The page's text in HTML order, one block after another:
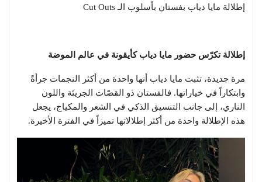
إطلالة مايا دياب بفستان بأسلوب الـ Cut Outs
إطلالة تكرّس حضور مايا دياب كأيقونة في عالم الموضة
مرة جديدة، تثبت مايا دياب أنها واحدة من أكثر النجمات جرأةً
وابتكاراً في خياراتها. فالفستان ذو القصّات الجريئة واللون
الناري، إلى جانب التنسيق الذكي في الشعر والمكياج، يجعل
هذه الإطلالة واحدة من أكثر إطلالاتها تميزاً في الفترة الأخيرة.